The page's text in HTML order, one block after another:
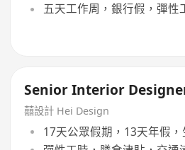
五天工作周，銀行假，彈性
Senior Interior
囍設計 Hei Design
17天公眾假期，13天年假